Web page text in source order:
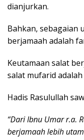
dianjurkan.
Bahkan, sebagaian
berjamaah adalah
Keutamaan salat
salat mufarid
Hadis Rasulullah
“Dari Ibnu Umar r.a.
berjamaah lebih